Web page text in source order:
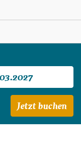
und Tritt
Jetzt buchen